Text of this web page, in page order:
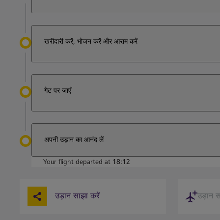
खरीदारी करें, भोजन करें और आराम करें
गेट पर जाएँ
अपनी उड़ान का आनंद लें
Your flight departed at 18:12
उड़ान साझा करें उड़ान